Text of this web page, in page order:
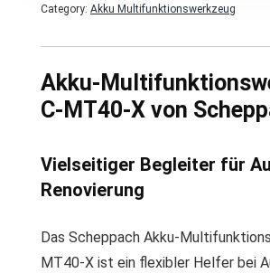
Category: Akku Multifunktionswerkzeug
Akku-
C-MT40-X von
Vielseitiger Begleiter für
Renovierung
Das Scheppach Akku-
MT40-X ist ein flexibler Helfer bei